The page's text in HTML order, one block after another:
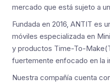
mercado que está sujeto a
Fundada en 2016, ANTIT es
móviles especializada en
y productos Time-To-
fuertemente enfocado en la
Nuestra compañía cuenta